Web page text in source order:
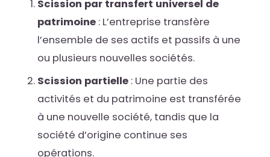
Scission par transfert universel de
patrimoine : L’entreprise transfère
l’ensemble de ses actifs et passifs à une
ou plusieurs nouvelles sociétés.
Scission partielle : Une partie des
activités et du patrimoine est transférée
à une nouvelle société, tandis que la
société d’origine continue ses
opérations.